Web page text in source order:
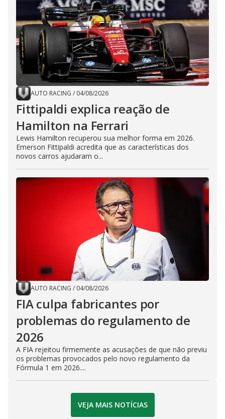
AUTO RACING / 04/08/2026
Fittipaldi explica reação de
Hamilton na Ferrari
Lewis Hamilton recuperou sua melhor forma em 2026.
Emerson Fittipaldi acredita que as características dos
novos carros ajudaram o...
AUTO RACING / 04/08/2026
FIA culpa fabricantes por
problemas do regulamento de
2026
A FIA rejeitou firmemente as acusações de que não previu
os problemas provocados pelo novo regulamento da
Fórmula 1 em 2026....
VEJA MAIS NOTÍCIAS